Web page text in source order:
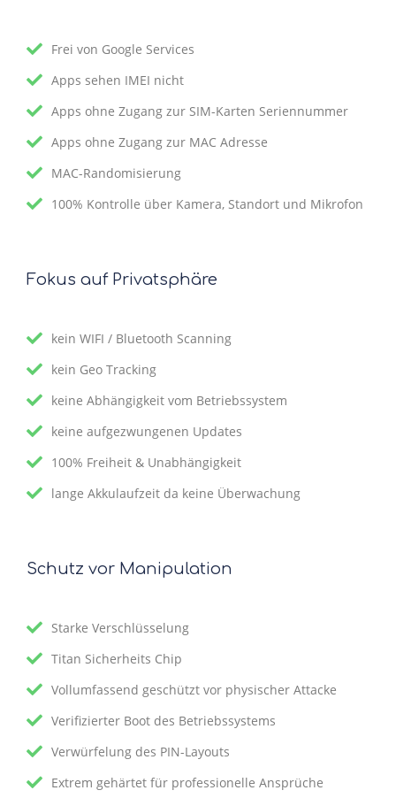
Frei von Google Services
Apps sehen IMEI nicht
Apps ohne Zugang zur SIM-Karten Seriennummer
Apps ohne Zugang zur MAC Adresse
MAC-Randomisierung
100% Kontrolle über Kamera, Standort und Mikrofon
Fokus auf Privatsphäre
kein WIFI / Bluetooth Scanning
kein Geo Tracking
keine Abhängigkeit vom Betriebssystem
keine aufgezwungenen Updates
100% Freiheit & Unabhängigkeit
lange Akkulaufzeit da keine Überwachung
Schutz vor Manipulation
Starke Verschlüsselung
Titan Sicherheits Chip
Vollumfassend geschützt vor physischer Attacke
Verifizierter Boot des Betriebssystems
Verwürfelung des PIN-Layouts
Extrem gehärtet für professionelle Ansprüche